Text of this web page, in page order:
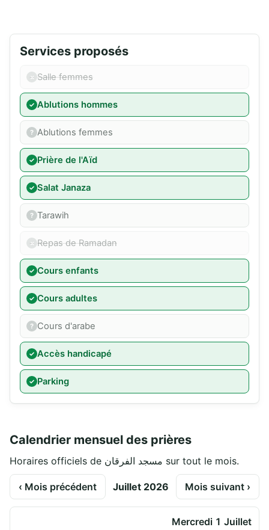
Services proposés
Salle femmes
Ablutions hommes
Ablutions femmes
Prière de l'Aïd
Salat Janaza
Tarawih
Repas de Ramadan
Cours enfants
Cours adultes
Cours d'arabe
Accès handicapé
Parking
Calendrier mensuel des prières
Horaires officiels de مسجد الفرقان sur tout le mois.
‹ Mois précédent Juillet 2026 Mois suivant ›
Mercredi 1 Juillet